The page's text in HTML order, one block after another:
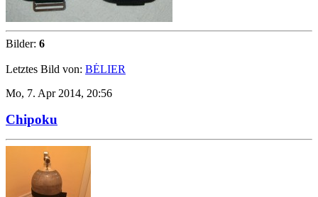
Bilder: 6
Letztes Bild von: BÉLIER
Mo, 7. Apr 2014, 20:56
Chipoku